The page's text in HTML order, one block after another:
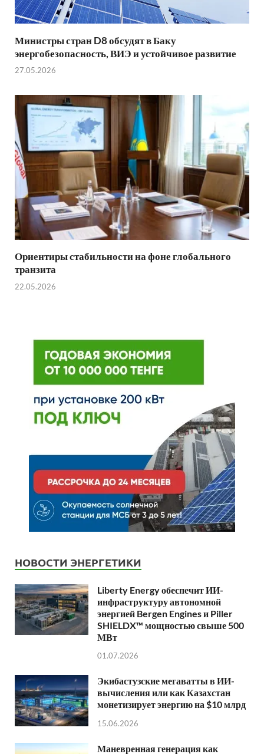
Министры стран D8 обсудят в Баку
энергобезопасность, ВИЭ и устойчивое развитие
27.05.2026
Ориентиры стабильности на фоне глобального
транзита
22.05.2026
НОВОСТИ ЭНЕРГЕТИКИ
Liberty Energy обеспечит ИИ-
инфраструктуру автономной
энергией Bergen Engines и Piller
SHIELDX™ мощностью свыше 500
МВт
01.07.2026
Экибастузские мегаватты в ИИ-
вычисления или как Казахстан
монетизирует энергию на $10 млрд
15.06.2026
Маневренная генерация как